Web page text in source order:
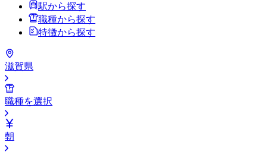
駅から探す
職種から探す
特徴から探す
滋賀県
職種を選択
朝